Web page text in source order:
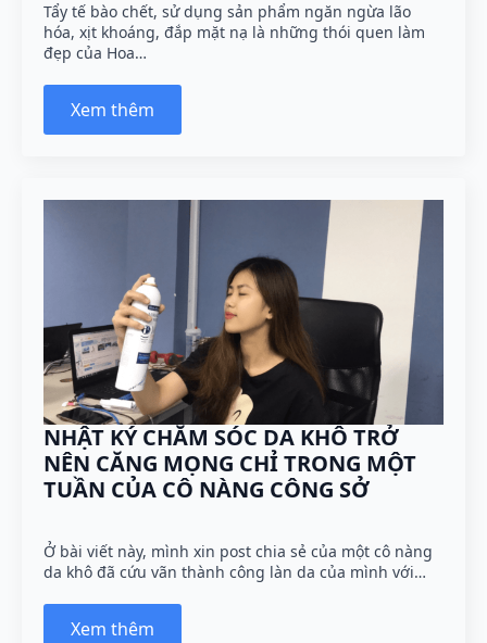
Tẩy tế bào chết, sử dụng sản phẩm ngăn ngừa lão
hóa, xịt khoáng, đắp mặt nạ là những thói quen làm
đẹp của Hoa…
Xem thêm
NHẬT KÝ CHĂM SÓC DA KHÔ TRỞ
NÊN CĂNG MỌNG CHỈ TRONG MỘT
TUẦN CỦA CÔ NÀNG CÔNG SỞ
Ở bài viết này, mình xin post chia sẻ của một cô nàng
da khô đã cứu vãn thành công làn da của mình với…
Xem thêm